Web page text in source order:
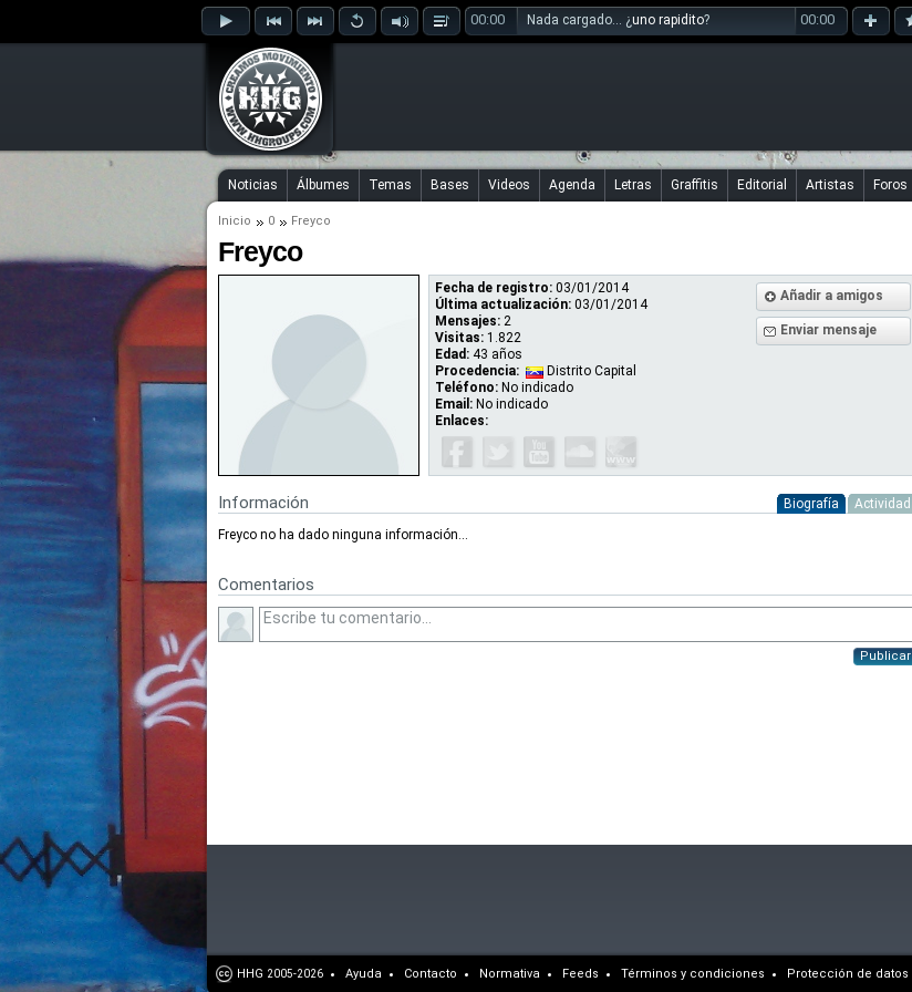
00:00 Nada cargado... ¿uno rapidito? 00:00
Noticias Álbumes Temas Bases Videos Agenda Letras Graffitis Editorial Artistas Foros
Inicio 0 Freyco
Freyco
Añadir a amigos
Enviar mensaje
Fecha de registro: 03/01/2014
Última actualización: 03/01/2014
Mensajes: 2
Visitas: 1.822
Edad: 43 años
Procedencia:
Distrito Capital
Teléfono: No indicado
Email: No indicado
Enlaces:
Información Biografía
Actividad
Freyco no ha dado ninguna información...
Comentarios
Publicar
HHG 2005-2026 Ayuda Contacto Normativa Feeds Términos y condiciones Protección de datos